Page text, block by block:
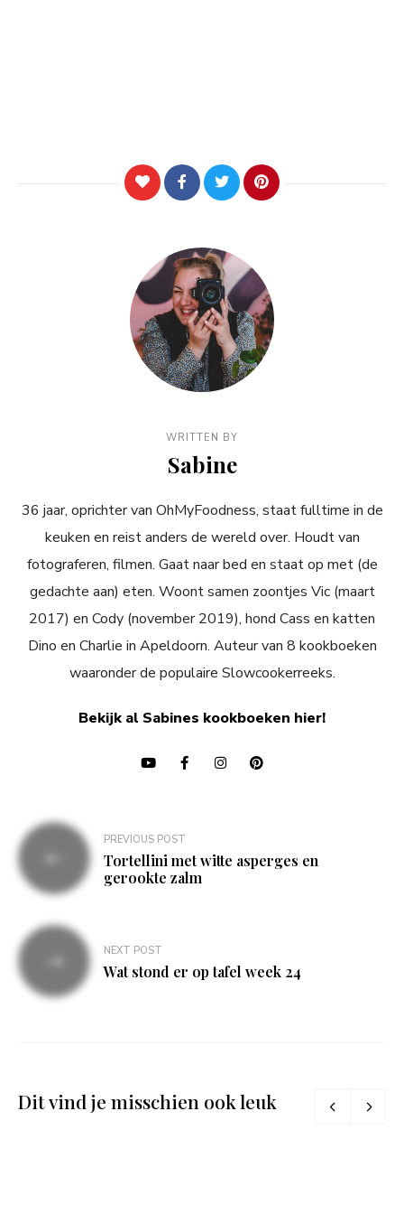
WRITTEN BY
Sabine
36 jaar, oprichter van OhMyFoodness, staat fulltime in de
keuken en reist anders de wereld over. Houdt van
fotograferen, filmen. Gaat naar bed en staat op met (de
gedachte aan) eten. Woont samen zoontjes Vic (maart
2017) en Cody (november 2019), hond Cass en katten
Dino en Charlie in Apeldoorn. Auteur van 8 kookboeken
waaronder de populaire Slowcookerreeks.
Bekijk al Sabines kookboeken hier!
Bericht
navigatie
PREVIOUS POST
Tortellini met witte asperges en
gerookte zalm
NEXT POST
Wat stond er op tafel week 24
Dit vind je misschien ook leuk